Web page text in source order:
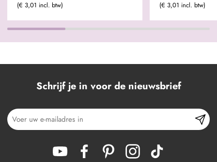
(€ 3,01 incl. btw) (€ 3,01 incl. btw)
Schrijf je in voor de nieuwsbrief